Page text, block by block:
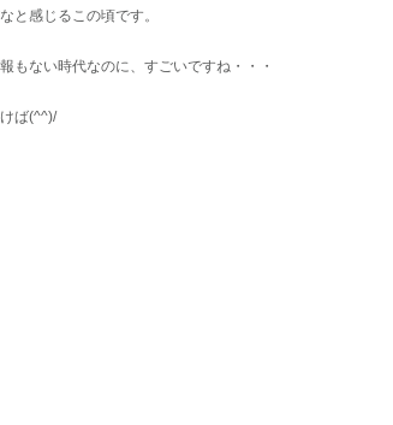
と感じるこの頃です。
もない時代なのに、すごいですね・・・
ば(^^)/